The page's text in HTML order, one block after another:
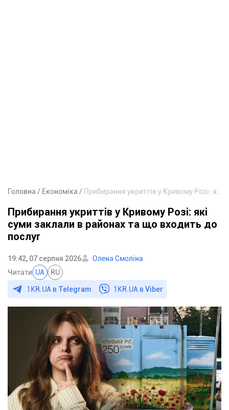
Головна Економіка
Прибирання укриттів у Кривому Розі: які
суми заклали в районах та що входить до
послуг
19:42, 07 серпня 2026
Олена Смоліна
Читати UA RU
1KR.UA в Telegram 1KR.UA вViber